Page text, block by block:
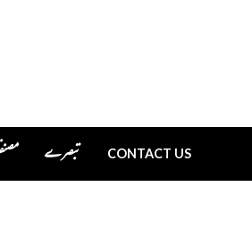
تبصرے CONTACT US